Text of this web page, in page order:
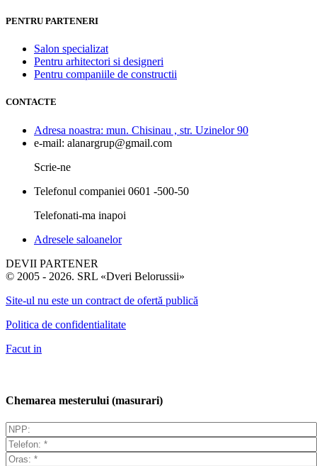
PENTRU PARTENERI
Salon specializat
Pentru arhitectori si designeri
Pentru companiile de constructii
CONTACTE
Adresa noastra: mun. Chisinau , str. Uzinelor 90
e-mail: alanargrup@gmail.com
Scrie-ne
Telefonul companiei 0601 -500-50
Telefonati-ma inapoi
Adresele saloanelor
DEVII PARTENER
© 2005 - 2026. SRL «Dveri Belorussii»
Site-ul nu este un contract de ofertă publică
Politica de confidentialitate
Facut in
Chemarea mesterului (masurari)